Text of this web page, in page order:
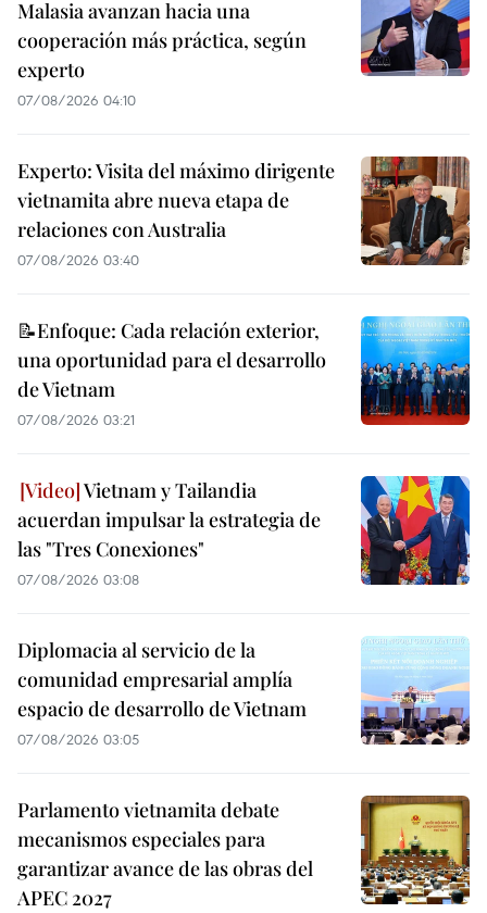
Malasia avanzan hacia una
cooperación más práctica, según
experto
07/08/2026 04:10
Experto: Visita del máximo dirigente
vietnamita abre nueva etapa de
relaciones con Australia
07/08/2026 03:40
📝Enfoque: Cada relación exterior,
una oportunidad para el desarrollo
de Vietnam
07/08/2026 03:21
Vietnam y Tailandia
acuerdan impulsar la estrategia de
las "Tres Conexiones"
07/08/2026 03:08
Diplomacia al servicio de la
comunidad empresarial amplía
espacio de desarrollo de Vietnam
07/08/2026 03:05
Parlamento vietnamita debate
mecanismos especiales para
garantizar avance de las obras del
APEC 2027